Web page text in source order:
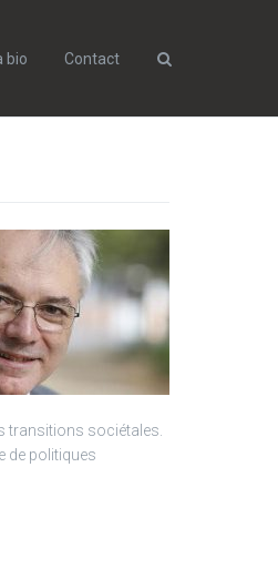
bio Contact
transitions sociétales.
de politiques